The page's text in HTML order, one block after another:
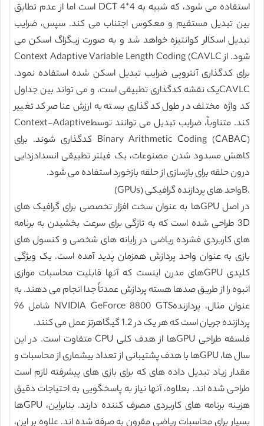
استفاده می شود، که شبیه به DCT 4*4 است اما از عدم تطابق
بین تبدیل مستقیم و معکوس اجتناب می کند. سپس، ضرایب
تبدیل اسکالر کوانتیزه خواهد شد و به صورت زیگزاگ اسکن می
شود. از Context Adaptive Variable Length Coding (CAVLC
برای کدگذاری آنتروپی ضرایب تبدیل اسکن شده استفاده نمود.
CAVLCیک نقشه کدگذاری تطبیقی است، و می تواند بین جداول
کد واژه مختلف در طول کدگذاری بسته به ارزش عناصر کد تغییر
کند. متناوباً، ضرایب تبدیل می توانند توسطContext-Adaptive
Binary Arithmetic Coding (CABAC) کدگذاری شوند. برای
کاهش مسدود شدن مصنوعات، یک فیلتر تطبیقی انسدادزدایی
درون حلقه برای بازسازی از حلقه بازخورد استفاده می شود.
.Bواحد های پردازنده گرافیکی (GPUs)
در اصل GPUها به عنوان سخت افزار تخصصی برای گرافیک های
3D طراحی شده است که به تازگی برای سرعت بخشیدن به برنامه
های کاربردی فشرده ریاضی در رایانه های شخصی و کنسول های
بازی به عنوان واحد پردازش همزمان پدید آمده است. یک ویژگی
کلیدی GPUهای مدرن اینست که آنها قابلیت محاسبات موازی
انبوه را از طریق صدها هسته پردازش عمدتاً جدا انجام می دهند. به
عنوان مثال، پردازندهNVIDIA GeForce 8800 GTS شامل 96
پردازنده جریان است که هر یک در 1.2 گیگاهرتز عمل می کنند.
فلسفه طراحی GPUها از هدف کلی CPU متفاوت است. در این
سال ها، GPUها با هدف پشتیبانی از تعداد بیشماری از محاسبات و
مقدار زیاد تبدیل داده های که برای بازی های پیشرفته لازم است
طراحی شده اند. بعلاوه، آنها نیاز به پاسخگویی به احتیاجات دقیق
هزینه برنامه های کاربردی مصرف کننده دارند. بنابراین، GPUها
بسیار برای محاسبات ریاضی مقرون به صرفه شده اند. علاوه بر این،